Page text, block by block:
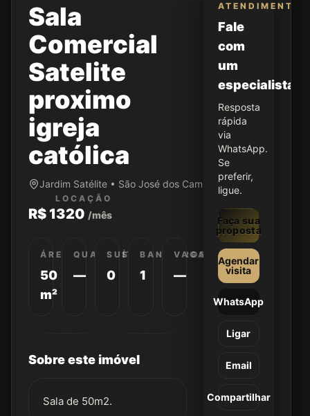
Sala
Comercial
Satelite
proximo
igreja
católica
Jardim Satélite • São José dos Campos/SP
LOCAÇÃO
R$ 1320 /mês
ÁREA
50
m²
QUARTOS
—
SUÍTES
0
BANHEIROS
1
VAGAS
—
Sobre este imóvel
Sala de 50m2.
ATENDIMENTO
Fale
com
um
especialista
Resposta
rápida
via
WhatsApp.
Se
preferir,
ligue.
Faça sua
proposta
Agendar
visita
WhatsApp
Ligar
Email
Compartilhar